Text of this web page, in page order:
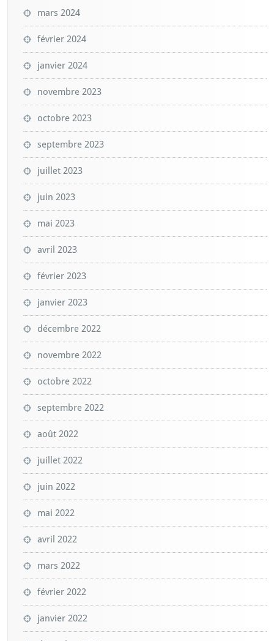
mars 2024
février 2024
janvier 2024
novembre 2023
octobre 2023
septembre 2023
juillet 2023
juin 2023
mai 2023
avril 2023
février 2023
janvier 2023
décembre 2022
novembre 2022
octobre 2022
septembre 2022
août 2022
juillet 2022
juin 2022
mai 2022
avril 2022
mars 2022
février 2022
janvier 2022